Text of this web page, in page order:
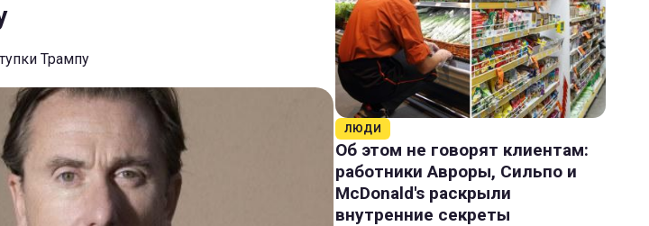
Трампу
ЛЮДИ
Об этом не говорят клиентам:
работники Авроры, Сильпо и
McDonald's раскрыли
внутренние секреты